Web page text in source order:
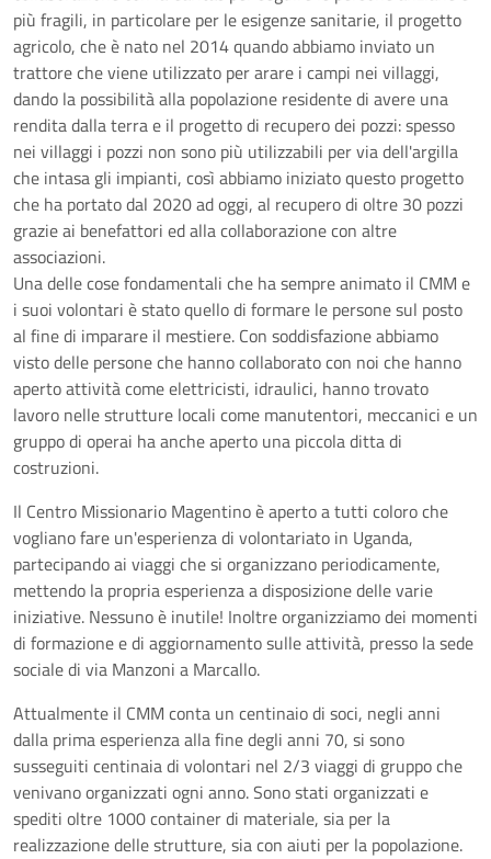
più fragili, in particolare per le esigenze sanitarie, il progetto
agricolo, che è nato nel 2014 quando abbiamo inviato un
trattore che viene utilizzato per arare i campi nei villaggi,
dando la possibilità alla popolazione residente di avere una
rendita dalla terra e il progetto di recupero dei pozzi: spesso
nei villaggi i pozzi non sono più utilizzabili per via dell'argilla
che intasa gli impianti, così abbiamo iniziato questo progetto
che ha portato dal 2020 ad oggi, al recupero di oltre 30 pozzi
grazie ai benefattori ed alla collaborazione con altre
associazioni.
Una delle cose fondamentali che ha sempre animato il CMM e
i suoi volontari è stato quello di formare le persone sul posto
al fine di imparare il mestiere. Con soddisfazione abbiamo
visto delle persone che hanno collaborato con noi che hanno
aperto attività come elettricisti, idraulici, hanno trovato
lavoro nelle strutture locali come manutentori, meccanici e un
gruppo di operai ha anche aperto una piccola ditta di
costruzioni.
Il Centro Missionario Magentino è aperto a tutti coloro che
vogliano fare un'esperienza di volontariato in Uganda,
partecipando ai viaggi che si organizzano periodicamente,
mettendo la propria esperienza a disposizione delle varie
iniziative. Nessuno è inutile! Inoltre organizziamo dei momenti
di formazione e di aggiornamento sulle attività, presso la sede
sociale di via Manzoni a Marcallo.
Attualmente il CMM conta un centinaio di soci, negli anni
dalla prima esperienza alla fine degli anni 70, si sono
susseguiti centinaia di volontari nel 2/3 viaggi di gruppo che
venivano organizzati ogni anno. Sono stati organizzati e
spediti oltre 1000 container di materiale, sia per la
realizzazione delle strutture, sia con aiuti per la popolazione.